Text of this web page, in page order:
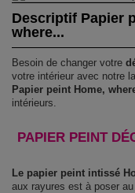
Descriptif Papier
where...
Besoin de changer votre
votre intérieur avec notre
Papier peint Home,
intérieurs.
PAPIER PEINT
Le papier peint intissé
aux rayures est à poser